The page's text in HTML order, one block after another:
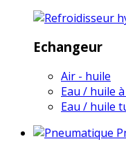
Echangeur
Air - huile
Eau / huile
Eau / huile